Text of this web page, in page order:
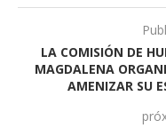
LA COMISIÓN DE
MAGDALENA
AMENIZAR SU